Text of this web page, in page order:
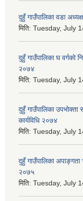
दुहुँ गाउँपालिका वडा
मिति: Tuesday, July
दुहुँ गाउँपालिका घ वर्गको
२०७४
मिति: Tuesday, July
दुहुँ गाउँपालिका उपभोक्ता
कार्यविधि २०७४
मिति: Tuesday, July
दुहुँ गाउँपालिका अपाङ्गता
२०७५
मिति: Tuesday, July